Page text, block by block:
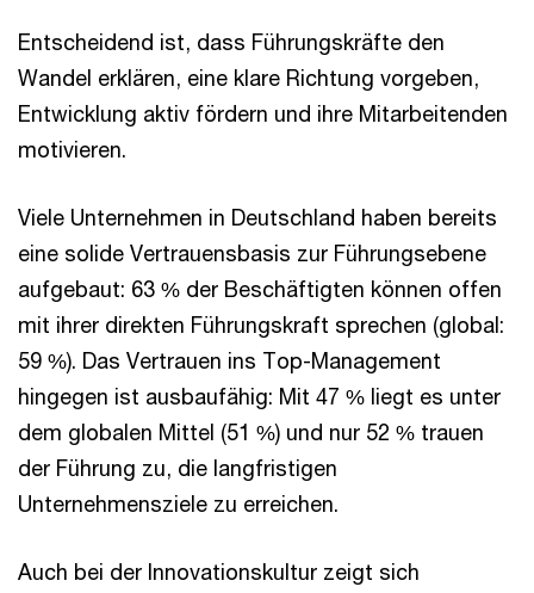
Entscheidend ist, dass Führungskräfte den
Wandel erklären, eine klare Richtung vorgeben,
Entwicklung aktiv fördern und ihre Mitarbeitenden
motivieren.
Viele Unternehmen in Deutschland haben bereits
eine solide Vertrauensbasis zur Führungsebene
aufgebaut: 63 % der Beschäftigten können offen
mit ihrer direkten Führungskraft sprechen (global:
59 %). Das Vertrauen ins Top-Management
hingegen ist ausbaufähig: Mit 47 % liegt es unter
dem globalen Mittel (51 %) und nur 52 % trauen
der Führung zu, die langfristigen
Unternehmensziele zu erreichen.
Auch bei der Innovationskultur zeigt sich